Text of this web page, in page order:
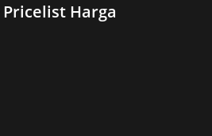
Pricelist Harga